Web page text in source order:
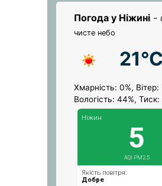
Погода у Ніжині -
чисте небо
21°C
Хмарність: 0%, Вітер:
Вологість: 44%,